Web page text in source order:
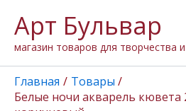
содержимому
Арт Бульвар
магазин товаров для творчества
Главная
Товары
Белые ночи акварель кювета
товара
Белые
ночи
акварель
кювета
мл